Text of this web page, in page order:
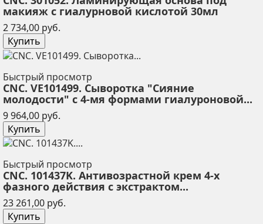
макияж с гиалурновой кислотой 30мл
2 734,00 руб.
Купить
Быстрый просмотр
CNC. VE101499. Сыворотка "Сияние
молодости" с 4-мя формами гиалуроновой...
9 964,00 руб.
Купить
Быстрый просмотр
CNC. 101437K. Антивозрастной крем 4-х
фазного действия с экстрактом...
23 261,00 руб.
Купить